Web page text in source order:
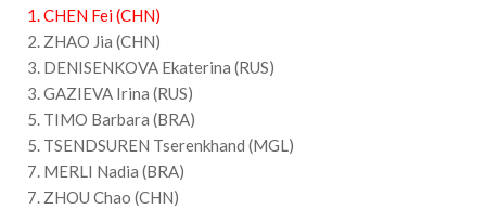
1. CHEN Fei (CHN)
2. ZHAO Jia (CHN)
3. DENISENKOVA Ekaterina (RUS)
3. GAZIEVA Irina (RUS)
5. TIMO Barbara (BRA)
5. TSENDSUREN Tserenkhand (MGL)
7. MERLI Nadia (BRA)
7. ZHOU Chao (CHN)